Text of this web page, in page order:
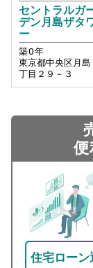
セントラルガ
デン月島ザタ
ー
築0年
東京都中央区月島
丁目２９－３
便
住宅ローン